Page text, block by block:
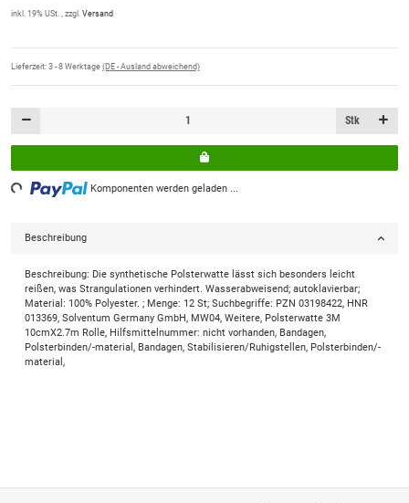
inkl. 19% USt. , zzgl. Versand
Lieferzeit: 3 - 8 Werktage (DE - Ausland abweichend)
Stk
Komponenten werden geladen ...
Beschreibung
Beschreibung: Die synthetische Polsterwatte lässt sich besonders leicht
reißen, was Strangulationen verhindert. Wasserabweisend; autoklavierbar;
Material: 100% Polyester. ; Menge: 12 St; Suchbegriffe: PZN 03198422, HNR
013369, Solventum Germany GmbH, MW04, Weitere, Polsterwatte 3M
10cmX2.7m Rolle, Hilfsmittelnummer: nicht vorhanden, Bandagen,
Polsterbinden/-material, Bandagen, Stabilisieren/Ruhigstellen, Polsterbinden/-
material,